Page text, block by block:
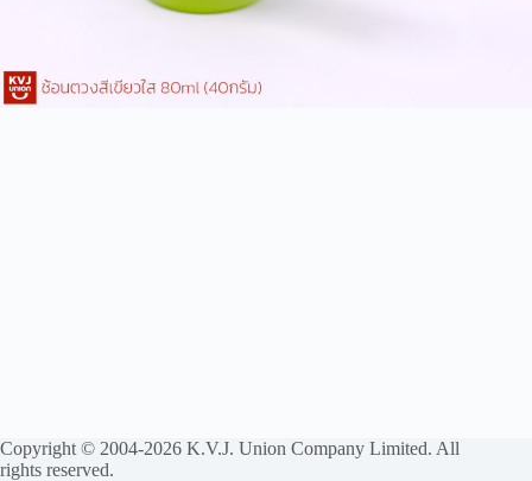
Copyright © 2004-2026 K.V.J. Union Company Limited. All
rights reserved.